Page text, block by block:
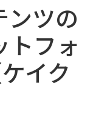
ンツの
トフォ
イク